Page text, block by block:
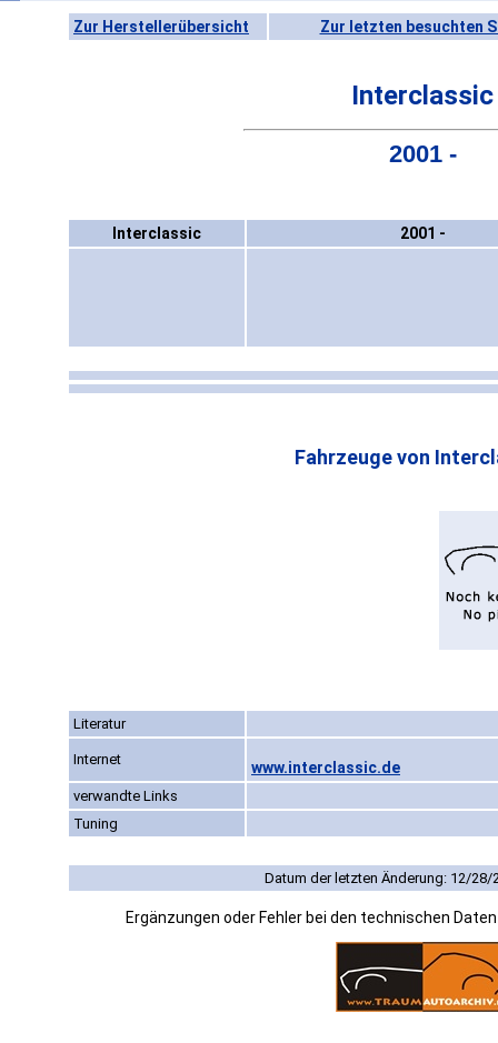
Zur Herstellerübersicht Zur letzten besuchten
Interclassic
2001 -
Interclassic 2001 -
Fahrzeuge von
Literatur
Internet www.interclassic.de
verwandte Links
Tuning
Datum der letzten Änderung: 12/28/
Ergänzungen oder Fehler bei den technischen